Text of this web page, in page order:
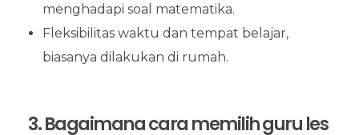
menghadapi soal matematika.
Fleksibilitas waktu dan tempat belajar,
biasanya dilakukan di rumah.
3. Bagaimana cara memilih guru les